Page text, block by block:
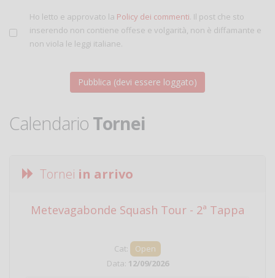
Ho letto e approvato la Policy dei commenti. Il post che sto
inserendo non contiene offese e volgarità, non è diffamante e
non viola le leggi italiane.
Calendario Tornei
Tornei in arrivo
Metevagabonde Squash Tour - 2ª Tappa
Cat:
Open
Data: 12/09/2026